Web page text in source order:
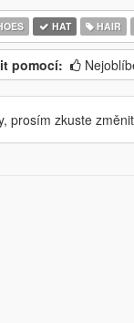
HAT HAIR
pomocí:
prosím zkuste